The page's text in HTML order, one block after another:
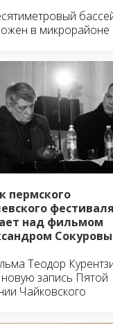
в
пермского
фестиваля
над фильмом
Теодор
новую запись Пятой
Чайковского